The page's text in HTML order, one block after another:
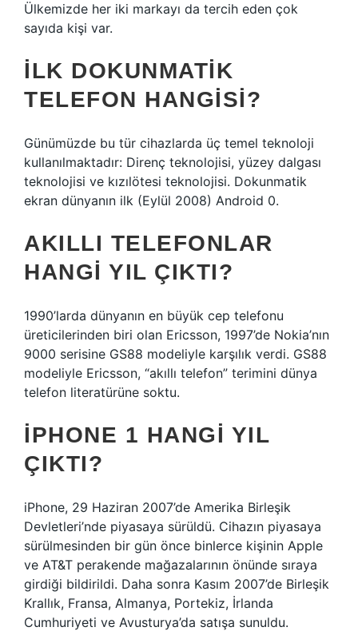
Ülkemizde her iki markayı da tercih eden çok
sayıda kişi var.
İLK DOKUNMATIK
TELEFON HANGISI?
Günümüzde bu tür cihazlarda üç temel teknoloji
kullanılmaktadır: Direnç teknolojisi, yüzey dalgası
teknolojisi ve kızılötesi teknolojisi. Dokunmatik
ekran dünyanın ilk (Eylül 2008) Android 0.
AKILLI TELEFONLAR
HANGI YIL ÇIKTI?
1990’larda dünyanın en büyük cep telefonu
üreticilerinden biri olan Ericsson, 1997’de Nokia’nın
9000 serisine GS88 modeliyle karşılık verdi. GS88
modeliyle Ericsson, “akıllı telefon” terimini dünya
telefon literatürüne soktu.
İPHONE 1 HANGI YIL
ÇIKTI?
iPhone, 29 Haziran 2007’de Amerika Birleşik
Devletleri’nde piyasaya sürüldü. Cihazın piyasaya
sürülmesinden bir gün önce binlerce kişinin Apple
ve AT&T perakende mağazalarının önünde sıraya
girdiği bildirildi. Daha sonra Kasım 2007’de Birleşik
Krallık, Fransa, Almanya, Portekiz, İrlanda
Cumhuriyeti ve Avusturya’da satışa sunuldu.